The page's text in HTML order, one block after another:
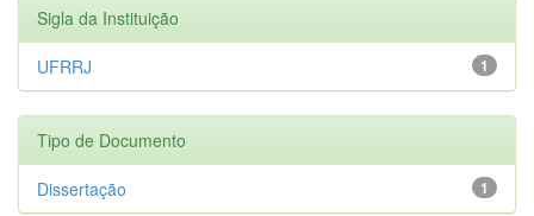
Sigla da Instituição
1
UFRRJ
Tipo de Documento
1
Dissertação